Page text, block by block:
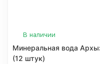
В наличии
Минеральная вода
(12 штук)